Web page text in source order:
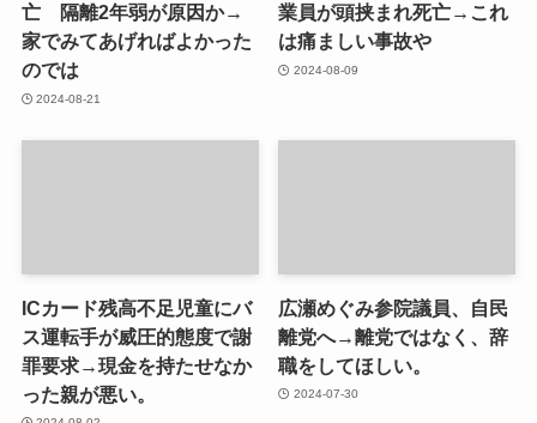
亡 隔離2年弱が原因か→
家でみてあげればよかった
のでは
2024-08-21
業員が頭挟まれ死亡→これ
は痛ましい事故や
2024-08-09
ICカード残高不足児童にバ
ス運転手が威圧的態度で謝
罪要求→現金を持たせなか
った親が悪い。
広瀬めぐみ参院議員、自民
離党へ→離党ではなく、辞
職をしてほしい。
2024-07-30